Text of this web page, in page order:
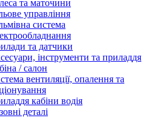
та маточини
управління
система
та датчики
інструменти та приладдя
/ салон
вентиляції, опалення та
кабіни водія
деталі